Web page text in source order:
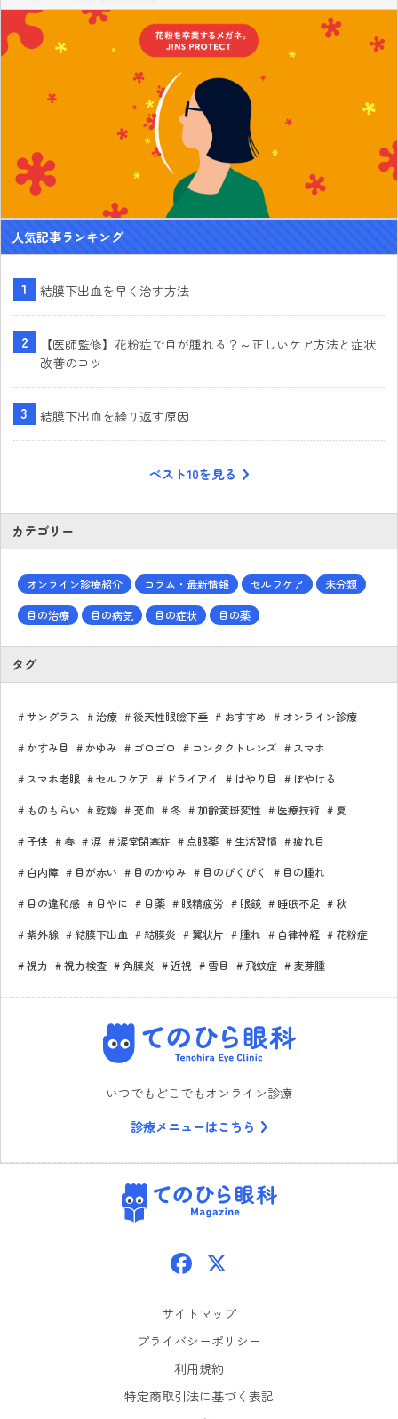
人気記事ランキング
結膜下出血を早く治す方法
【医師監修】花粉症で目が腫れる？～正しいケア方法と症状
改善のコツ
結膜下出血を繰り返す原因
ベスト10を見る
カテゴリー
オンライン診療紹介 コラム・最新情報 セルフケア 未分類
目の治療 目の病気 目の症状 目の薬
タグ
サングラス 治療 後天性眼瞼下垂 おすすめ オンライン診療
かすみ目 かゆみ ゴロゴロ コンタクトレンズ スマホ
スマホ老眼 セルフケア ドライアイ はやり目 ぼやける
ものもらい 乾燥 充血 冬 加齢黄斑変性 医療技術 夏
子供 春 涙 涙堂閉塞症 点眼薬 生活習慣 疲れ目
白内障 目が赤い 目のかゆみ 目のぴくぴく 目の腫れ
目の違和感 目やに 目薬 眼精疲労 眼鏡 睡眠不足 秋
紫外線 結膜下出血 結膜炎 翼状片 腫れ 自律神経 花粉症
視力 視力検査 角膜炎 近視 雪目 飛蚊症 麦芽腫
てのひら眼科
いつでもどこでもオンライン診療
診療メニューはこちら
てのひら眼科
Facebook
サイトマップ
プライバシーポリシー
利用規約
特定商取引法に基づく表記